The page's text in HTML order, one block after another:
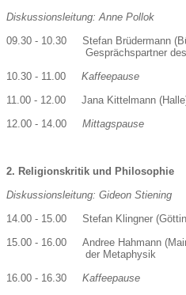
Diskussionsleitung: Anne Pollok
09.30 - 10.30 Stefan Brüdermann
Gesprächspartner des
10.30 - 11.00 Kaffeepause
11.00 - 12.00 Jana Kittelmann
12.00 - 14.00 Mittagspause
2. Religionskritik und Philosophie
Diskussionsleitung: Gideon Stiening
14.00 - 15.00 Stefan Klingner
15.00 - 16.00 Andree Hahmann
der Metaphysik
16.00 - 16.30 Kaffeepause